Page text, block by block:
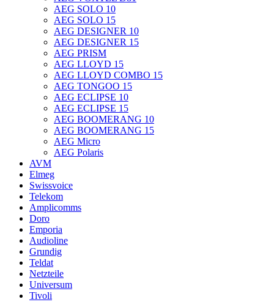
AEG SOLO 10
AEG SOLO 15
AEG DESIGNER 10
AEG DESIGNER 15
AEG PRISM
AEG LLOYD 15
AEG LLOYD COMBO 15
AEG TONGOO 15
AEG ECLIPSE 10
AEG ECLIPSE 15
AEG BOOMERANG 10
AEG BOOMERANG 15
AEG Micro
AEG Polaris
AVM
Elmeg
Swissvoice
Telekom
Amplicomms
Doro
Emporia
Audioline
Grundig
Teldat
Netzteile
Universum
Tivoli